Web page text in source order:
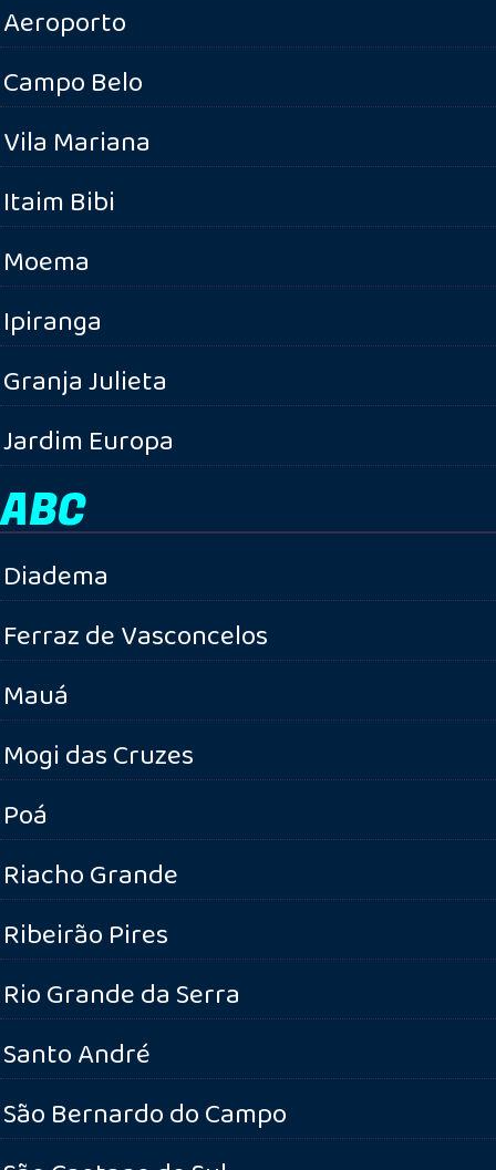
Aeroporto
Campo Belo
Vila Mariana
Itaim Bibi
Moema
Ipiranga
Granja Julieta
Jardim Europa
ABC
Diadema
Ferraz de Vasconcelos
Mauá
Mogi das Cruzes
Poá
Riacho Grande
Ribeirão Pires
Rio Grande da Serra
Santo André
São Bernardo do Campo